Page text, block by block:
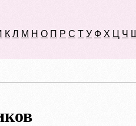
К Л М Н О П Р С Т У Ф Х Ц Ч Ш